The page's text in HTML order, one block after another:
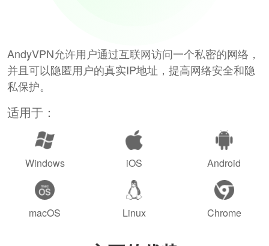
AndyVPN允许用户通过互联网访问一个私密的网络，
并且可以隐匿用户的真实IP地址，提高网络安全和隐
私保护。
适用于：
Windows iOS Android
macOS Linux Chrome